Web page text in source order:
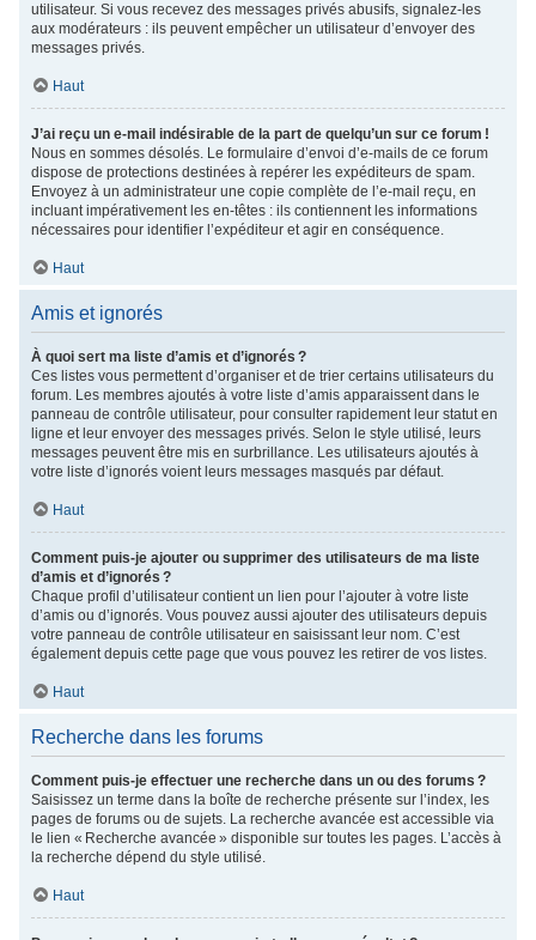
utilisateur. Si vous recevez des messages privés abusifs, signalez-les
aux modérateurs : ils peuvent empêcher un utilisateur d’envoyer des
messages privés.
Haut
J’ai reçu un e-mail indésirable de la part de quelqu’un sur ce forum !
Nous en sommes désolés. Le formulaire d’envoi d’e-mails de ce forum
dispose de protections destinées à repérer les expéditeurs de spam.
Envoyez à un administrateur une copie complète de l’e-mail reçu, en
incluant impérativement les en-têtes : ils contiennent les informations
nécessaires pour identifier l’expéditeur et agir en conséquence.
Haut
Amis et ignorés
À quoi sert ma liste d’amis et d’ignorés ?
Ces listes vous permettent d’organiser et de trier certains utilisateurs du
forum. Les membres ajoutés à votre liste d’amis apparaissent dans le
panneau de contrôle utilisateur, pour consulter rapidement leur statut en
ligne et leur envoyer des messages privés. Selon le style utilisé, leurs
messages peuvent être mis en surbrillance. Les utilisateurs ajoutés à
votre liste d’ignorés voient leurs messages masqués par défaut.
Haut
Comment puis-je ajouter ou supprimer des utilisateurs de ma liste
d’amis et d’ignorés ?
Chaque profil d’utilisateur contient un lien pour l’ajouter à votre liste
d’amis ou d’ignorés. Vous pouvez aussi ajouter des utilisateurs depuis
votre panneau de contrôle utilisateur en saisissant leur nom. C’est
également depuis cette page que vous pouvez les retirer de vos listes.
Haut
Recherche dans les forums
Comment puis-je effectuer une recherche dans un ou des forums ?
Saisissez un terme dans la boîte de recherche présente sur l’index, les
pages de forums ou de sujets. La recherche avancée est accessible via
le lien « Recherche avancée » disponible sur toutes les pages. L’accès à
la recherche dépend du style utilisé.
Haut